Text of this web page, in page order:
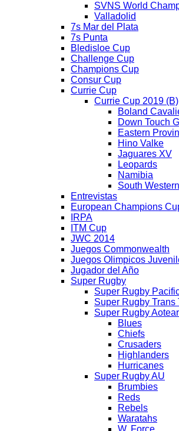
SVNS World
Valladolid
7s Mar del Plata
7s Punta
Bledisloe Cup
Challenge Cup
Champions Cup
Consur Cup
Currie Cup
Currie Cup 2019 (B)
Boland
Down Touch
Eastern
Hino Valke
Jaguares XV
Leopards
Namibia
South
Entrevistas
European Champions
IRPA
ITM Cup
JWC 2014
Juegos Commonwealth
Juegos Olimpicos
Jugador del Año
Super Rugby
Super Rugby
Super Rugby Trans
Super Rugby
Blues
Chiefs
Crusaders
Highlanders
Hurricanes
Super Rugby AU
Brumbies
Reds
Rebels
Waratahs
W. Force